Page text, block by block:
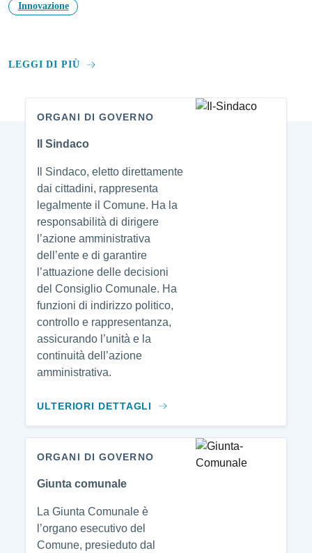
Innovazione
LEGGI DI PIÙ
Amministrazione
ORGANI DI GOVERNO
Il Sindaco
Il Sindaco, eletto direttamente
dai cittadini, rappresenta
legalmente il Comune. Ha la
responsabilità di dirigere
l’azione amministrativa
dell’ente e di garantire
l’attuazione delle decisioni
del Consiglio Comunale. Ha
funzioni di indirizzo politico,
controllo e rappresentanza,
assicurando l’unità e la
continuità dell’azione
amministrativa.
ULTERIORI DETTAGLI
ORGANI DI GOVERNO
Giunta comunale
La Giunta Comunale è
l’organo esecutivo del
Comune, presieduto dal